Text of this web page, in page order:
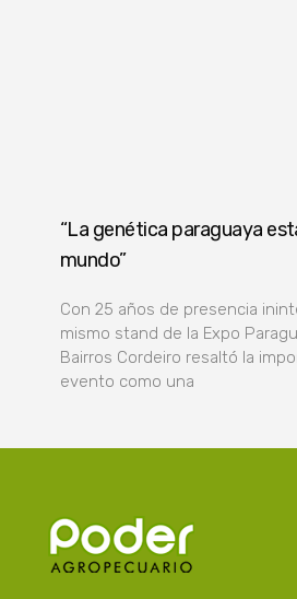
“La genética paraguaya
mundo”
Con 25 años de presencia
mismo stand de la Expo
Bairros Cordeiro resaltó la
evento como una